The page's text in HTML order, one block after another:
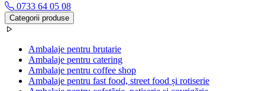
0733 64 05 08
Categorii produse
Ambalaje pentru brutarie
Ambalaje pentru catering
Ambalaje pentru coffee shop
Ambalaje pentru fast food, street food și rotiserie